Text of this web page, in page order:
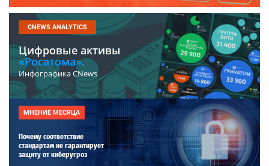
CNEWS ANALYTICS
Цифровые активы
«Росатома».
Инфографика CNews
МНЕНИЕ МЕСЯЦА
Почему соответствие
стандартам не гарантирует
защиту от киберугроз